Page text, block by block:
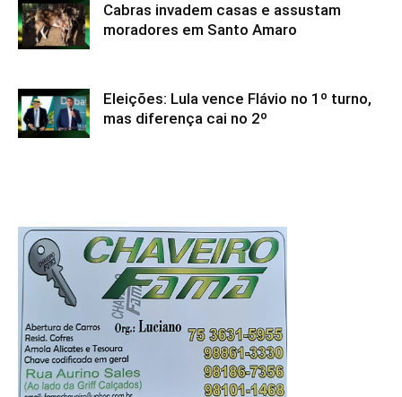
Cabras invadem casas e assustam
moradores em Santo Amaro
Eleições: Lula vence Flávio no 1º turno,
mas diferença cai no 2º